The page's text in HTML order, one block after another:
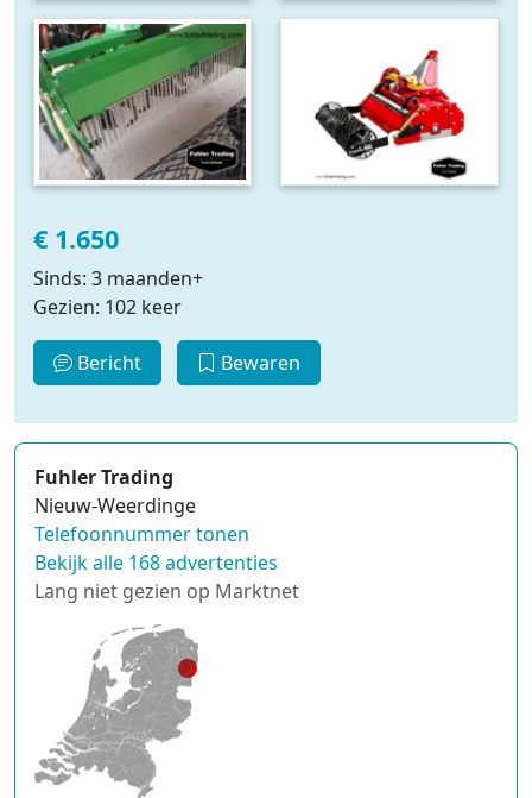
€ 1.650
Sinds: 3 maanden+
Gezien: 102 keer
Bericht Bewaren
Fuhler Trading
Nieuw-Weerdinge
Telefoonnummer tonen
Bekijk alle 168 advertenties
Lang niet gezien op Marktnet